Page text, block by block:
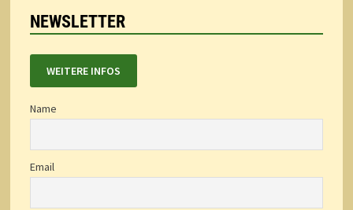
NEWSLETTER
WEITERE INFOS
Name
Email